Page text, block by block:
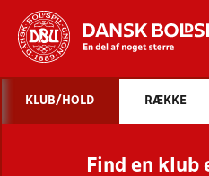
STILLINGER,
KLUB/HOLD RÆKKE
Find en klub